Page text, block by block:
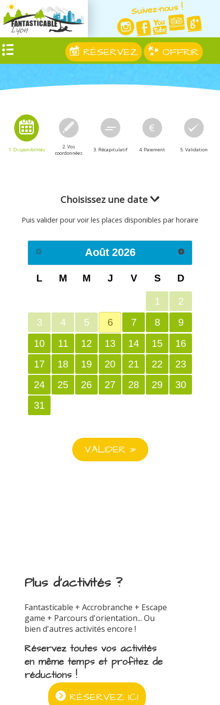
Suivez-nous !
RÉSERVEZ OFFRIR
1. Disponibilités
2. Vos
coordonnées
3. Récapitulatif 4. Paiement 5. Validation
Choisissez une date
Puis valider pour voir les places disponibles par horaire
Août 2026
L M M J V S D
1
2
3
4 5 6 7 8
9
10
11 12 13 14 15
16
17
18 19 20 21 22
23
24
25 26 27 28 29
30
31
Plus d'activités ?
Fantasticable + Accrobranche + Escape
game + Parcours d'orientation... Ou
bien d'autres activités encore !
Réservez toutes vos activités
en même temps et profitez de
réductions !
RÉSERVEZ ICI